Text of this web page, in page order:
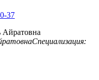
37
Специализация: